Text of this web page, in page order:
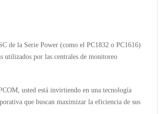
de la Serie Power (como el PC1832 o PC1616)
utilizados por las centrales de monitoreo
, usted está invirtiendo en una tecnología
que buscan maximizar la eficiencia de sus